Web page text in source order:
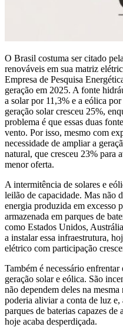
O Brasil costuma ser citado
renováveis em sua matriz
Empresa de Pesquisa
geração em 2025. A fonte
a solar por 11,3% e a eólica
geração solar cresceu 25%,
problema é que essas duas
vento. Por isso, mesmo com
necessidade de ampliar a
natural, que cresceu 23% para
menor oferta.
A intermitência de solares e
leilão de capacidade. Mas não
energia produzida em excesso
armazenada em parques de
como Estados Unidos,
a instalar essa infraestrutura,
elétrico com participação
Também é necessário
geração solar e eólica. São
não dependem deles na
poderia aliviar a conta de luz
parques de baterias capazes de
hoje acaba desperdiçada.